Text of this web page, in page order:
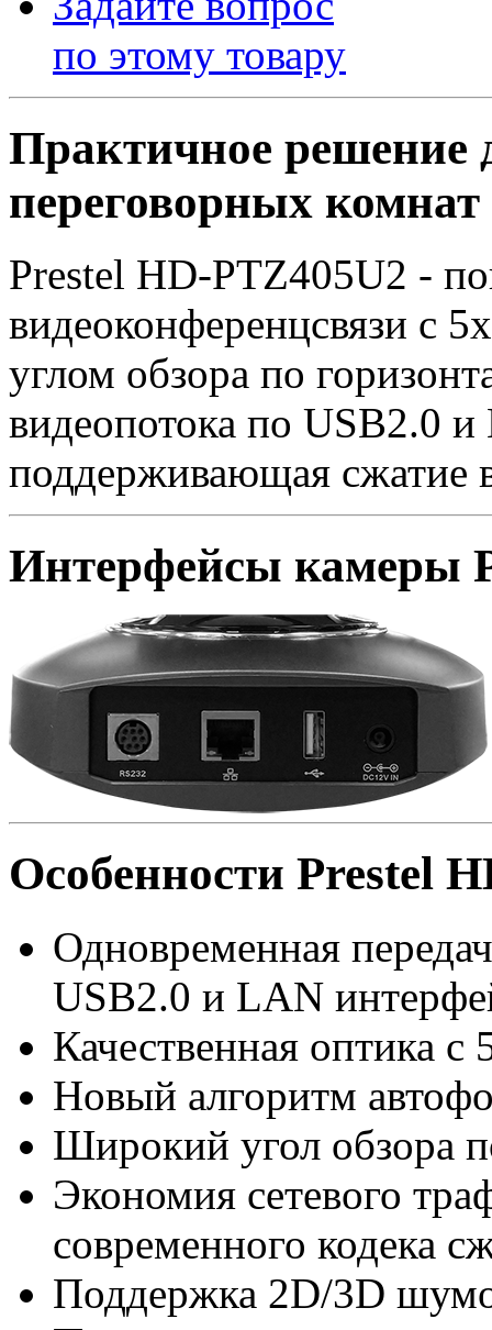
по этому товару
Практичное решение
переговорных комнат
Prestel HD-PTZ405U2 -
видеоконференцсвязи с
углом обзора по
видеопотока по USB2.0
поддерживающая сжатие
Интерфейсы камеры
Особенности Prestel
Одновременная
USB2.0 и LAN
Качественная оптика с
Новый алгоритм
Широкий угол обзора
Экономия сетевого
современного кодека
Поддержка 2D/3D